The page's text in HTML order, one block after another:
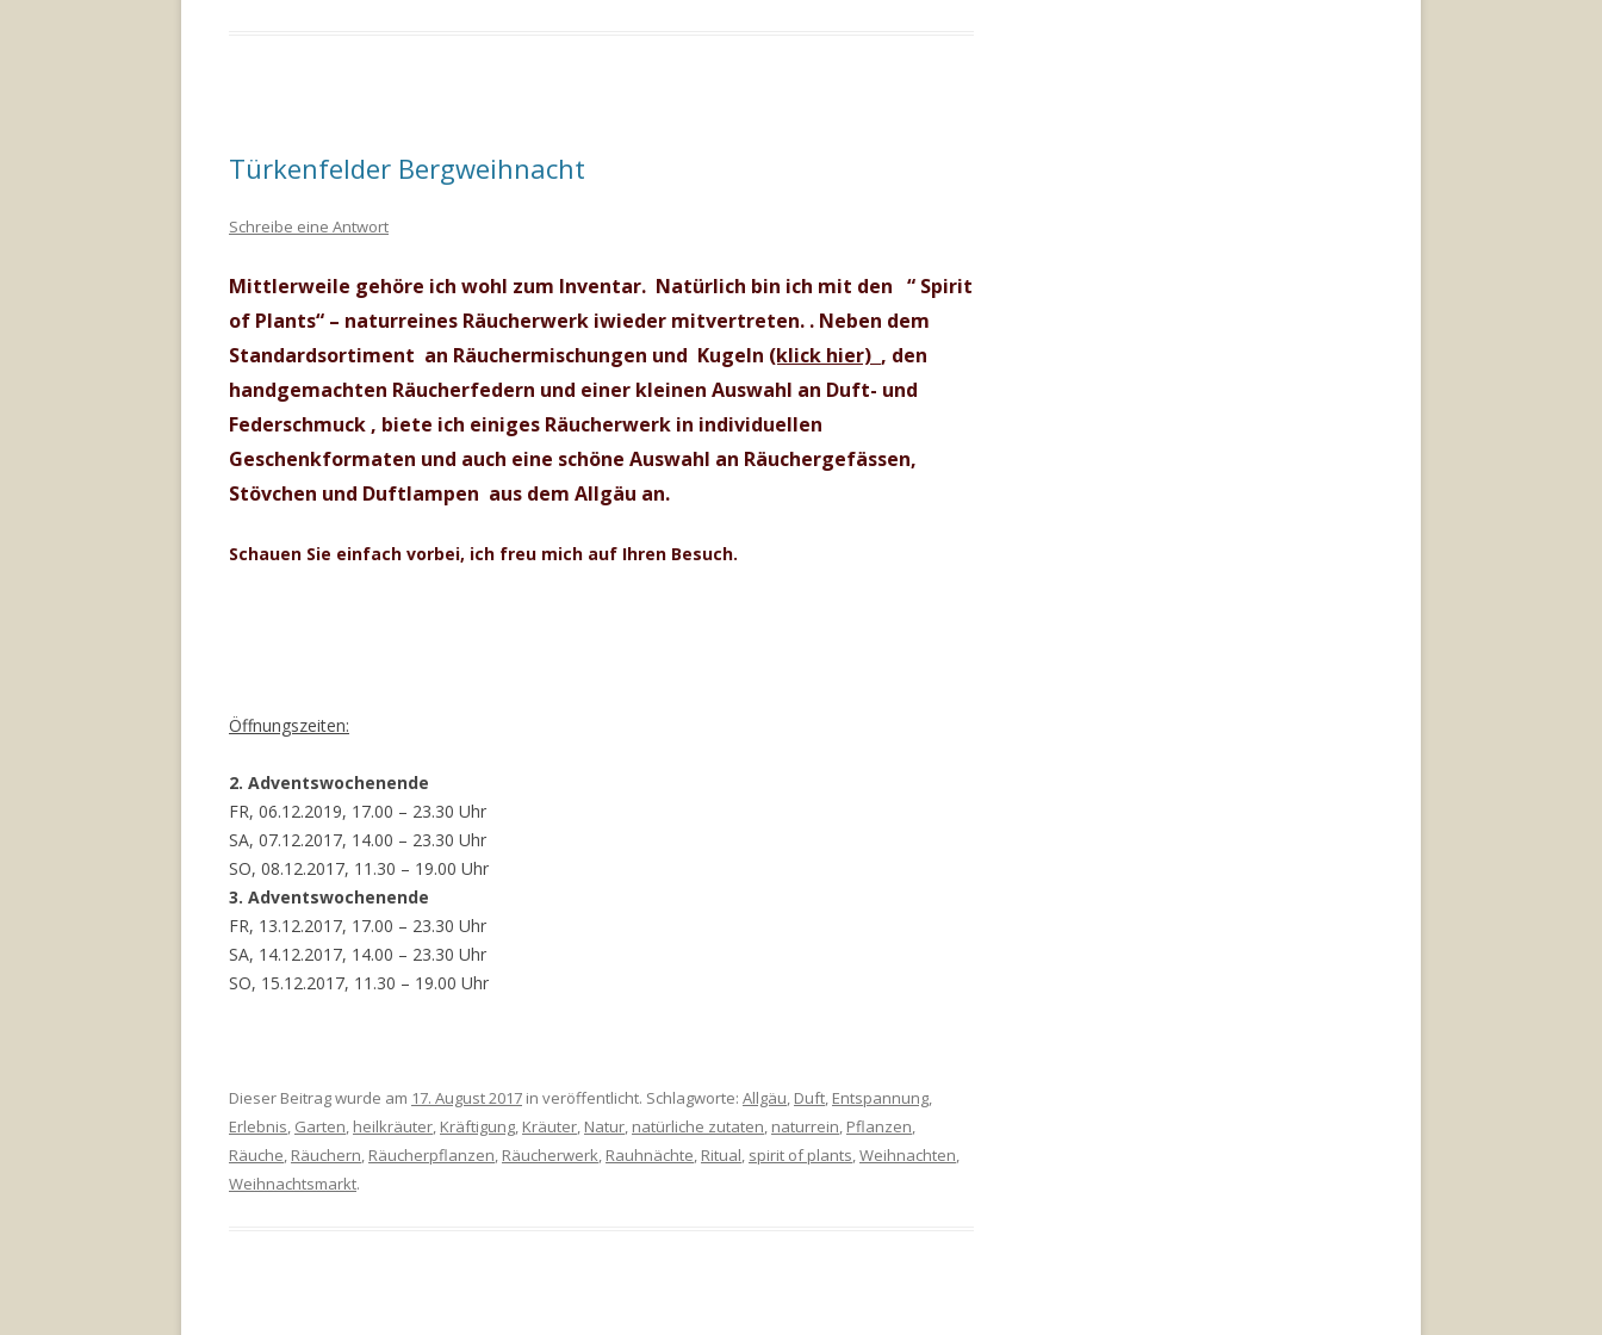
Türkenfelder Bergweihnacht
Schreibe eine Antwort
Mittlerweile gehöre ich wohl zum Inventar. Natürlich bin ich mit den “ Spirit
of Plants“ – naturreines Räucherwerk iwieder mitvertreten. . Neben dem
Standardsortiment an Räuchermischungen und Kugeln (klick hier) , den
handgemachten Räucherfedern und einer kleinen Auswahl an Duft- und
Federschmuck , biete ich einiges Räucherwerk in individuellen
Geschenkformaten und auch eine schöne Auswahl an Räuchergefässen,
Stövchen und Duftlampen aus dem Allgäu an.
Schauen Sie einfach vorbei, ich freu mich auf Ihren Besuch.
Öffnungszeiten:
2. Adventswochenende
FR, 06.12.2019, 17.00 – 23.30 Uhr
SA, 07.12.2017, 14.00 – 23.30 Uhr
SO, 08.12.2017, 11.30 – 19.00 Uhr
3. Adventswochenende
FR, 13.12.2017, 17.00 – 23.30 Uhr
SA, 14.12.2017, 14.00 – 23.30 Uhr
SO, 15.12.2017, 11.30 – 19.00 Uhr
Dieser Beitrag wurde am 17. August 2017 in veröffentlicht. Schlagworte: Allgäu, Duft, Entspannung,
Erlebnis, Garten, heilkräuter, Kräftigung, Kräuter, Natur, natürliche zutaten, naturrein, Pflanzen,
Räuche, Räuchern, Räucherpflanzen, Räucherwerk, Rauhnächte, Ritual, spirit of plants,Weihnachten,
Weihnachtsmarkt.